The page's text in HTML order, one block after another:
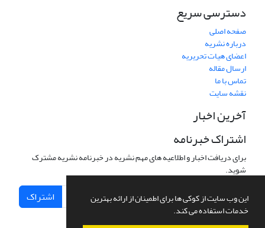
این وب سایت از کوکی ها برای اطمینان از ارائه بهترین
خدمات استفاده می کند.
دسترسی سریع
صفحه اصلی
درباره نشریه
اعضای هیات تحریریه
ارسال مقاله
تماس با ما
نقشه سایت
آخرین اخبار
اشتراک خبرنامه
برای دریافت اخبار و اطلاعیه های مهم نشریه در خبرنامه نشریه مشترک
شوید.
اشتراک